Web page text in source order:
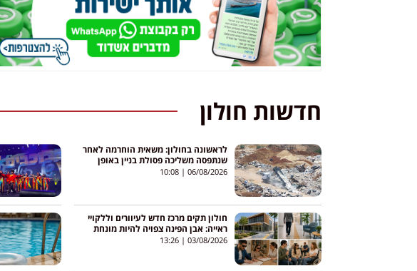
חדשות חולון
לראשונה בחולון: משאית הוחרמה לאחר
שנתפסה משליכה פסולת בניין באופן
בלתי חוקי
06/08/2026
10:08
חולון תקים מרכז חדש לעיוורים וללקויי
ראייה: אבן הפינה צפויה להיות מונחת
עד סוף 2026
03/08/2026
13:26